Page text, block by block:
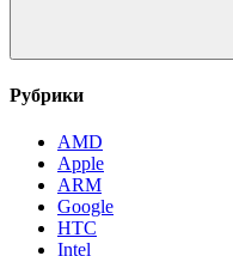
Рубрики
AMD
Apple
ARM
Google
HTC
Intel